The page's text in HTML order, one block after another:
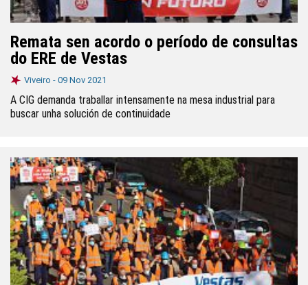
Remata sen acordo o período de consultas
do ERE de Vestas
Viveiro - 09 Nov 2021
A CIG demanda traballar intensamente na mesa industrial para
buscar unha solución de continuidade